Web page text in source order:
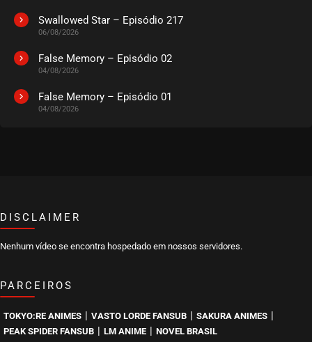
Swallowed Star – Episódio 217
06/08/2026
False Memory – Episódio 02
04/08/2026
False Memory – Episódio 01
04/08/2026
DISCLAIMER
Nenhum vídeo se encontra hospedado em nossos servidores.
PARCEIROS
TOKYO:RE ANIMES VASTO LORDE FANSUB SAKURA ANIMES
PEAK SPIDER FANSUB LM ANIME NOVEL BRASIL